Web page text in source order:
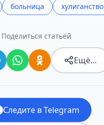
больница хулиганство
Поделиться статьёй
Ещё…
Следите в Telegram